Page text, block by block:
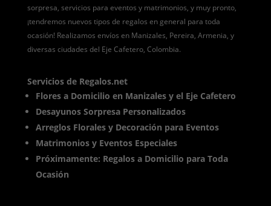
sorpresa, servicios para eventos y matrimonios, y muy pronto,
¡tendremos nuevos tipos de regalos en general para toda
ocasión! Realizamos envíos en Manizales, Pereira, Armenia, y
diversas ciudades del Eje Cafetero, Colombia.
Servicios de Regalos.net
Flores a Domicilio en Manizales y el Eje Cafetero
Desayunos Sorpresa Personalizados
Arreglos Florales y Decoración para Eventos
Matrimonios y Eventos Especiales
Próximamente: Regalos a Domicilio para Toda
Ocasión